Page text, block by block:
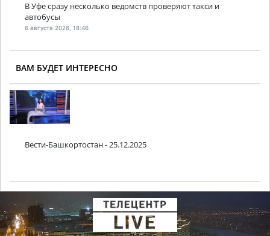
В Уфе сразу несколько ведомств проверяют такси и
автобусы
6 августа 2026, 18:46
ВАМ БУДЕТ ИНТЕРЕСНО
Вести-Башкортостан - 25.12.2025